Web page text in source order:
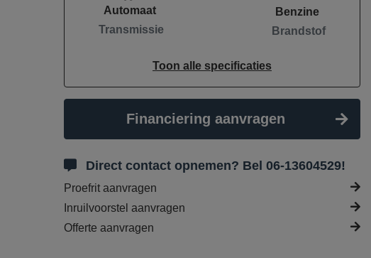
Automaat
Transmissie
Benzine
Brandstof
Toon alle specificaties
Financiering aanvragen
Direct contact opnemen? Bel 06-13604529!
Proefrit aanvragen
Inruilvoorstel aanvragen
Offerte aanvragen